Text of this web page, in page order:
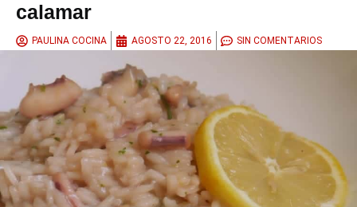
calamar
PAULINA COCINA AGOSTO 22, 2016 SIN COMENTARIOS